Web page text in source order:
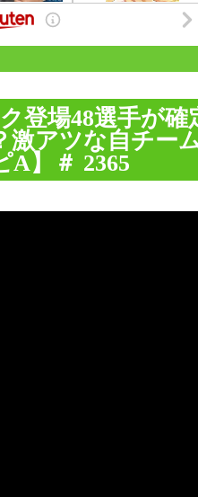
登場48選手が
激アツな自チー
A】＃ 2365